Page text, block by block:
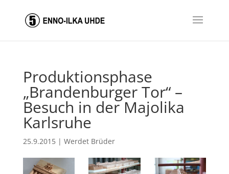
Produktionsphase
„Brandenburger Tor“ –
Besuch in der Majolika
Karlsruhe
25.9.2015| Werdet Brüder